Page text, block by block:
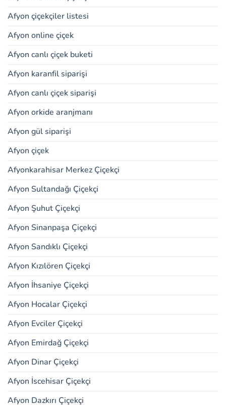
Afyon çiçekçiler listesi
Afyon online çiçek
Afyon canlı çiçek buketi
Afyon karanfil siparişi
Afyon canlı çiçek siparişi
Afyon orkide aranjmanı
Afyon gül siparişi
Afyon çiçek
Afyonkarahisar Merkez Çiçekçi
Afyon Sultandağı Çiçekçi
Afyon Şuhut Çiçekçi
Afyon Sinanpaşa Çiçekçi
Afyon Sandıklı Çiçekçi
Afyon Kızılören Çiçekçi
Afyon İhsaniye Çiçekçi
Afyon Hocalar Çiçekçi
Afyon Evciler Çiçekçi
Afyon Emirdağ Çiçekçi
Afyon Dinar Çiçekçi
Afyon İscehisar Çiçekçi
Afyon Dazkırı Çiçekçi